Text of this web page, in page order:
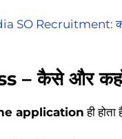
SO Recruitment:
– कैसे और
applicationही